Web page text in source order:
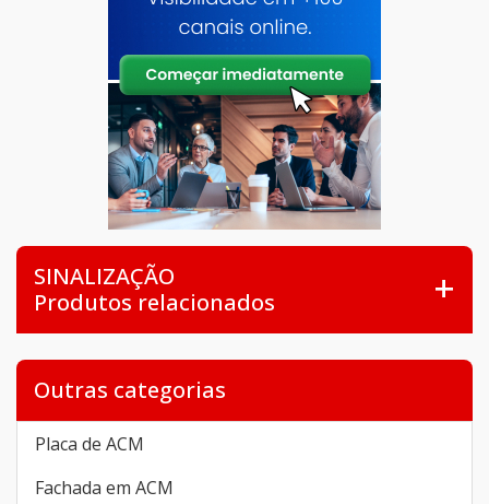
SINALIZAÇÃO
Produtos relacionados
Outras categorias
Placa de ACM
Fachada em ACM